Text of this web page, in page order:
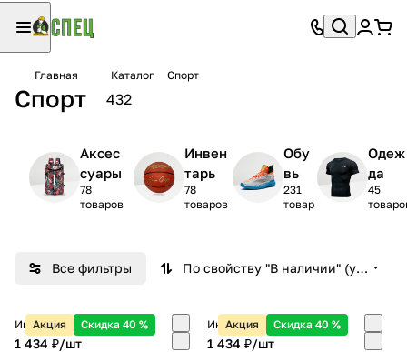
Главная Каталог Спорт
Спорт 432
Аксес
суары
78
товаров
Инвен
тарь
78
товаров
Обу
вь
231
товар
Одеж
да
45
Все фильтры По свойству "В наличии" (убывание)
Акция Скидка 40 %
Интернет-магазин
1 434 ₽/шт
Акция Скидка 40 %
Интернет-магазин
1 434 ₽/шт